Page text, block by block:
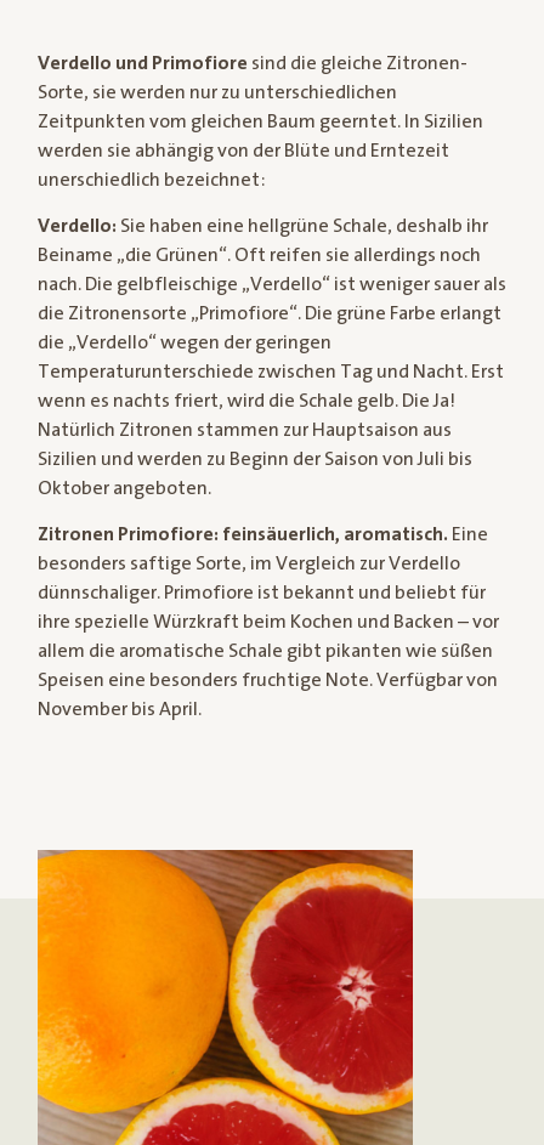
Verdello und Primofiore sind die gleiche Zitronen-
Sorte, sie werden nur zu unterschiedlichen
Zeitpunkten vom gleichen Baum geerntet. In Sizilien
werden sie abhängig von der Blüte und Erntezeit
unerschiedlich bezeichnet:
Verdello: Sie haben eine hellgrüne Schale, deshalb ihr
Beiname „die Grünen“. Oft reifen sie allerdings noch
nach. Die gelbfleischige „Verdello“ ist weniger sauer als
die Zitronensorte „Primofiore“. Die grüne Farbe erlangt
die „Verdello“ wegen der geringen
Temperaturunterschiede zwischen Tag und Nacht. Erst
wenn es nachts friert, wird die Schale gelb. Die Ja!
Natürlich Zitronen stammen zur Hauptsaison aus
Sizilien und werden zu Beginn der Saison von Juli bis
Oktober angeboten.
Zitronen Primofiore: feinsäuerlich, aromatisch. Eine
besonders saftige Sorte, im Vergleich zur Verdello
dünnschaliger. Primofiore ist bekannt und beliebt für
ihre spezielle Würzkraft beim Kochen und Backen – vor
allem die aromatische Schale gibt pikanten wie süßen
Speisen eine besonders fruchtige Note. Verfügbar von
November bis April.